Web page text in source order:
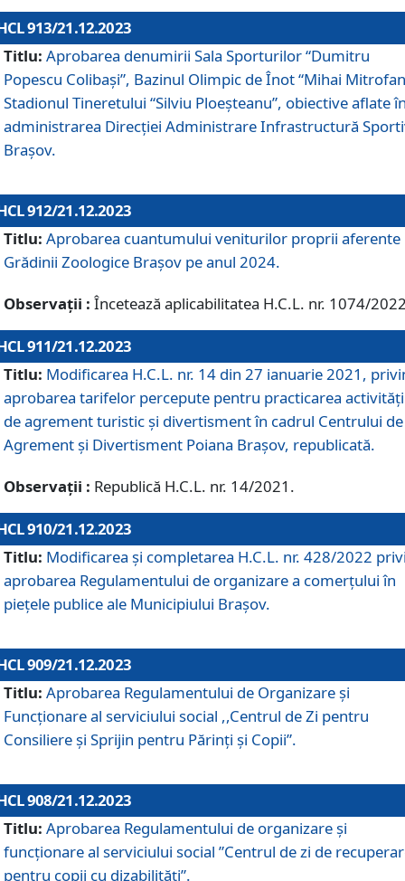
913/21.12.2023
Titlu: Aprobarea denumirii Sala Sporturilor “Dumitru
Popescu Colibași”, Bazinul Olimpic de Înot “Mihai
Stadionul Tineretului “Silviu Ploeșteanu”, obiective aflate
administrarea Direcției Administrare Infrastructură
Brașov.
912/21.12.2023
Titlu: Aprobarea cuantumului veniturilor proprii aferente
Grădinii Zoologice Braşov pe anul 2024.
Observații : Încetează aplicabilitatea H.C.L. nr. 1074/
911/21.12.2023
Titlu: Modificarea H.C.L. nr. 14 din 27 ianuarie 2021,
aprobarea tarifelor percepute pentru practicarea
de agrement turistic și divertisment în cadrul Centrului de
Agrement și Divertisment Poiana Brașov, republicată.
Observații : Republică H.C.L. nr. 14/2021.
910/21.12.2023
Titlu: Modificarea și completarea H.C.L. nr. 428/2022
aprobarea Regulamentului de organizare a comerțului în
piețele publice ale Municipiului Braşov.
909/21.12.2023
Titlu: Aprobarea Regulamentului de Organizare și
Funcționare al serviciului social ,,Centrul de Zi pentru
Consiliere şi Sprijin pentru Părinţi şi Copii”.
908/21.12.2023
Titlu: Aprobarea Regulamentului de organizare şi
funcţionare al serviciului social ”Centrul de zi de
pentru copii cu dizabilități”.